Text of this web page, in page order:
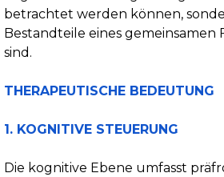
betrachtet werden können,
Bestandteile eines gemeinsamen
sind.
THERAPEUTISCHE BEDEUTUNG
1. KOGNITIVE STEUERUNG
Die kognitive Ebene umfasst